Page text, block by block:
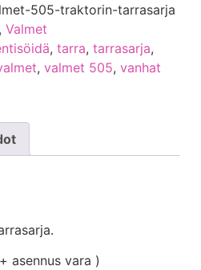
505-traktorin-tarrasarja
, Valmet
, tarra, tarrasarja,
, valmet 505, vanhat
asennus vara )